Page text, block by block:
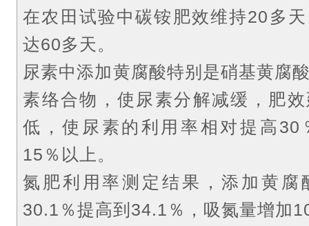
在农田试验中碳铵肥效维持20多
达60多天。
尿素中添加黄腐酸特别是硝基黄腐
素络合物，使尿素分解减缓，肥
低，使尿素的利用率相对提高30
15％以上。
氮肥利用率测定结果，添加黄腐
30.1％提高到34.1％，吸氮量增加